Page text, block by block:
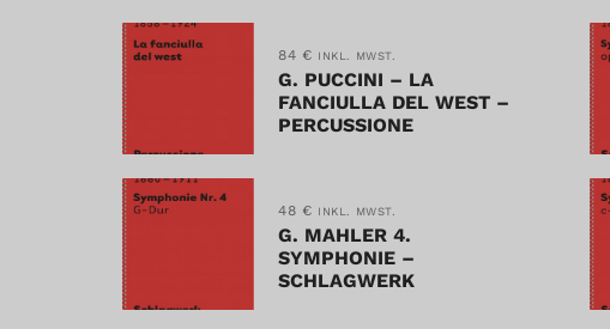
84 € INKL. MWST.
G. PUCCINI – LA
FANCIULLA DEL WEST –
PERCUSSIONE
48 € INKL. MWST.
G. MAHLER 4.
SYMPHONIE –
SCHLAGWERK